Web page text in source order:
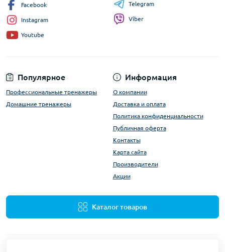
Популярное
Профессиональные тренажеры
Домашние тренажеры
Информация
О компании
Доставка и оплата
Политика конфиденциальности
Публичная оферта
Контакты
Карта сайта
Производители
Акции
Каталог товаров
Facebook
Instagram
Youtube
Telegram
Viber